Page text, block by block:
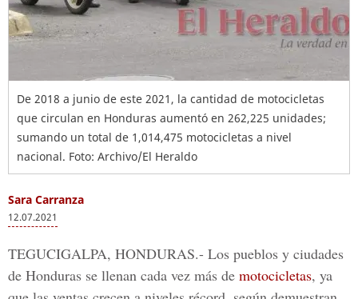
De 2018 a junio de este 2021, la cantidad de motocicletas
que circulan en Honduras aumentó en 262,225 unidades;
sumando un total de 1,014,475 motocicletas a nivel
nacional. Foto: Archivo/El Heraldo
Sara Carranza
12.07.2021
TEGUCIGALPA, HONDURAS.- Los pueblos y ciudades
de Honduras se llenan cada vez más de motocicletas, ya